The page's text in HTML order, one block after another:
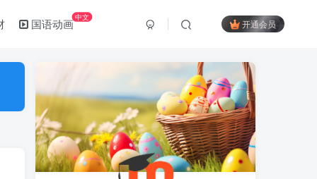
国语动画中文
开通会员